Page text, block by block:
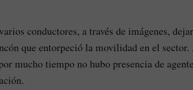
conductores, a través de imágenes,
que entorpeció la movilidad en el
mucho tiempo no hubo presencia de